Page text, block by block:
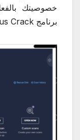
خصوصيتك
برنامج Avast Antivirus Crack مجانًا.